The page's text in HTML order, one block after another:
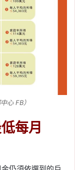
心 FB）
每月